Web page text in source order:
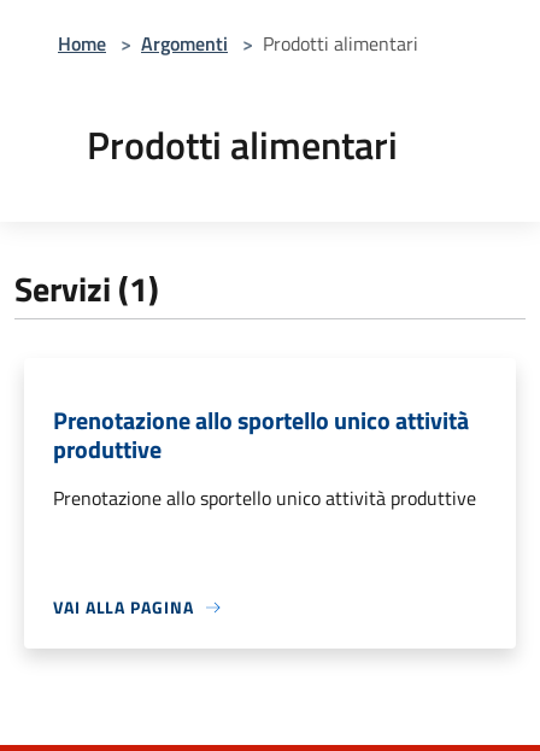
Home > Argomenti > Prodotti alimentari
Prodotti alimentari
Servizi (1)
Prenotazione allo sportello unico attività
produttive
Prenotazione allo sportello unico attività produttive
VAI ALLA PAGINA